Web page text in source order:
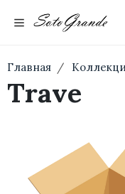
Главная
Trave